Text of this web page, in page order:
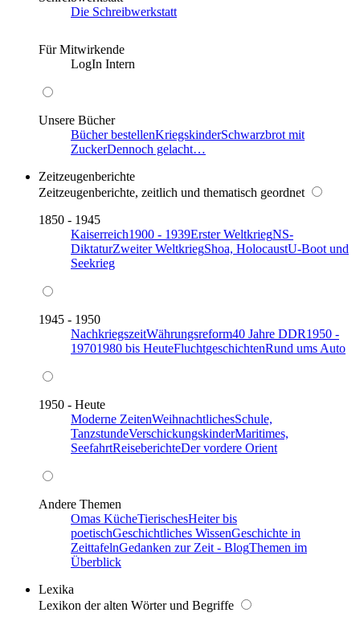
Die Schreibwerkstatt
Für Mitwirkende
LogIn Intern
Unsere Bücher
Bücher bestellenKriegskinderSchwarzbrot mit
ZuckerDennoch gelacht…
Zeitzeugenberichte
Zeitzeugenberichte, zeitlich und thematisch geordnet
1850 - 1945
Kaiserreich1900 - 1939Erster WeltkriegNS-
DiktaturZweiter WeltkriegShoa, HolocaustU-Boot und
Seekrieg
1945 - 1950
NachkriegszeitWährungsreform40 Jahre DDR1950 -
19701980 bis HeuteFluchtgeschichtenRund ums Auto
1950 - Heute
Moderne ZeitenWeihnachtlichesSchule,
TanzstundeVerschickungskinderMaritimes,
SeefahrtReiseberichteDer vordere Orient
Andere Themen
Omas KücheTierischesHeiter bis
poetischGeschichtliches WissenGeschichte in
ZeittafelnGedanken zur Zeit - BlogThemen im
Überblick
Lexika
Lexikon der alten Wörter und Begriffe